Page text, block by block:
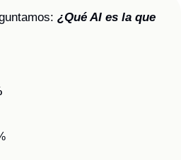
¿Qué AI es la que